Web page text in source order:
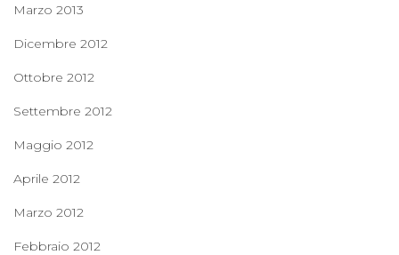
Marzo 2013
Dicembre 2012
Ottobre 2012
Settembre 2012
Maggio 2012
Aprile 2012
Marzo 2012
Febbraio 2012